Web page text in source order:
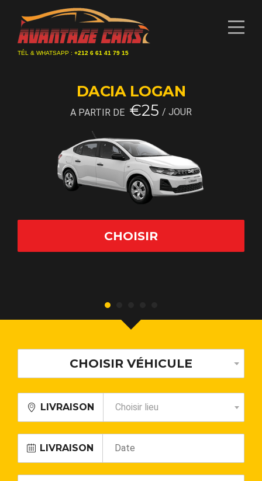
TÉL & WHATSAPP : +212 6 61 41 79 15
DACIA LOGAN
A PARTIR DE €25 JOUR
CHOISIR
CHOISIR VÉHICULE
LIVRAISON Choisir lieu
LIVRAISON